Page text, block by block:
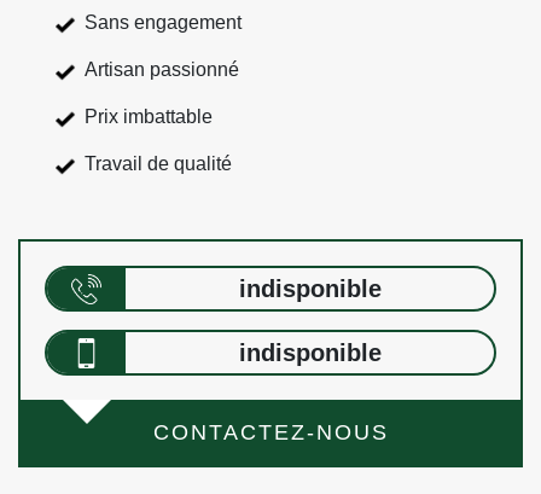
Sans engagement
Artisan passionné
Prix imbattable
Travail de qualité
indisponible
indisponible
CONTACTEZ-NOUS